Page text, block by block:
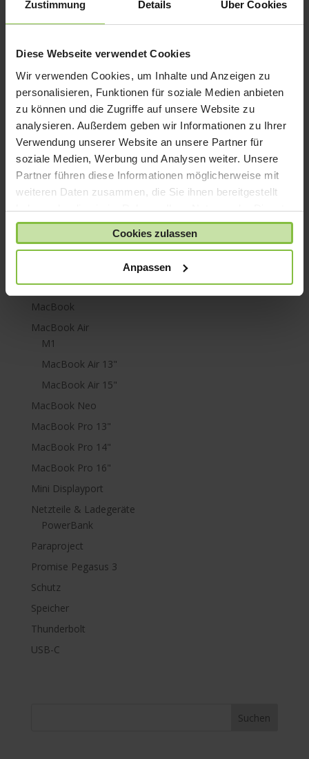
Zustimmung Details Über Cookies
Diese Webseite verwendet Cookies
Wir verwenden Cookies, um Inhalte und Anzeigen zu
personalisieren, Funktionen für soziale Medien anbieten
zu können und die Zugriffe auf unsere Website zu
analysieren. Außerdem geben wir Informationen zu Ihrer
Verwendung unserer Website an unsere Partner für
soziale Medien, Werbung und Analysen weiter. Unsere
Partner führen diese Informationen möglicherweise mit
weiteren Daten zusammen, die Sie ihnen bereitgestellt
haben oder die sie im Rahmen Ihrer Nutzung der Dienste
gesammelt haben.
Cookies zulassen
Anpassen
iPhone SE
iPhone X
iPod nano
iPod shuffle
iPod touch
Kabel & Adapter
Kopfhörer
Lightning
Mac mini
Mac Studio
MacBook
MacBook Air
M1
MacBook Air 13"
MacBook Air 15"
MacBook Neo
MacBook Pro 13"
MacBook Pro 14"
MacBook Pro 16"
Mini Displayport
Netzteile & Ladegeräte
PowerBank
Paraproject
Promise Pegasus 3
Schutz
Speicher
Thunderbolt
USB-C